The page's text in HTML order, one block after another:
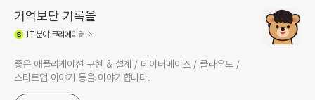
기억보단 기록을
IT 분야 크리에이터
좋은 애플리케이션 구현 & 설계 / 데이터베이스 / 클라우드 /
스타트업 이야기 등을 이야기합니다.